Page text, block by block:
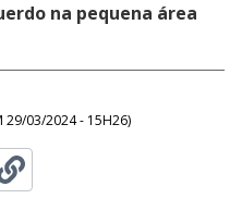
na pequena área
29/03/2024 - 15H26)